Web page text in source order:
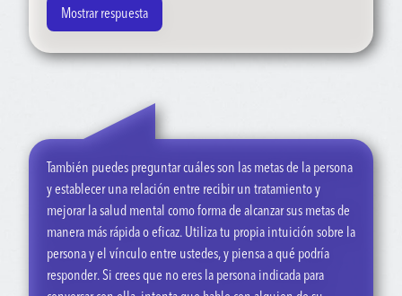
parte del cuerpo, buscarías ayuda, ¿verdad?”
mental cada año. Es parte de la vida. No te ocurre solo a ti. Y
Mostrar respuesta
“Cuando voy al médico... Tengo opciones... Puedo elegir qué
También puedes preguntar cuáles son las metas de la persona
y establecer una relación entre recibir un tratamiento y
mejorar la salud mental como forma de alcanzar sus metas de
manera más rápida o eficaz. Utiliza tu propia intuición sobre la
persona y el vínculo entre ustedes, y piensa a qué podría
responder. Si crees que no eres la persona indicada para